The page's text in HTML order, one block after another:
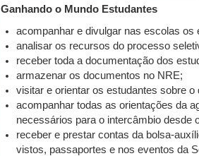
Ganhando o Mundo Estudantes
acompanhar e divulgar nas escolas
analisar os recursos do processo
receber toda a documentação dos
armazenar os documentos no NRE;
visitar e orientar os estudantes sobre
acompanhar todas as orientações da
necessários para o intercâmbio desde
receber e prestar contas da bolsa-
vistos, passaportes e nos eventos da